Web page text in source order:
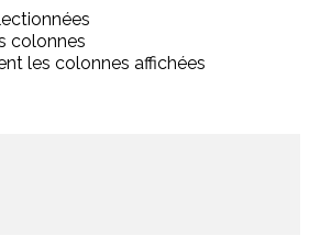
colonnes
les colonnes affichées